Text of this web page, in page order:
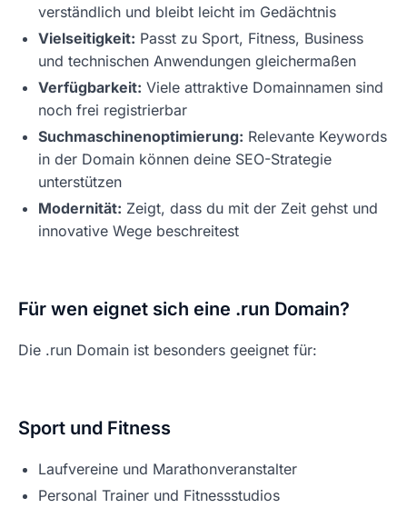
verständlich und bleibt leicht im Gedächtnis
Vielseitigkeit: Passt zu Sport, Fitness, Business
und technischen Anwendungen gleichermaßen
Verfügbarkeit: Viele attraktive Domainnamen sind
noch frei registrierbar
Suchmaschinenoptimierung: Relevante Keywords
in der Domain können deine SEO-Strategie
unterstützen
Modernität: Zeigt, dass du mit der Zeit gehst und
innovative Wege beschreitest
Für wen eignet sich eine .run Domain?
Die .run Domain ist besonders geeignet für:
Sport und Fitness
Laufvereine und Marathonveranstalter
Personal Trainer und Fitnessstudios